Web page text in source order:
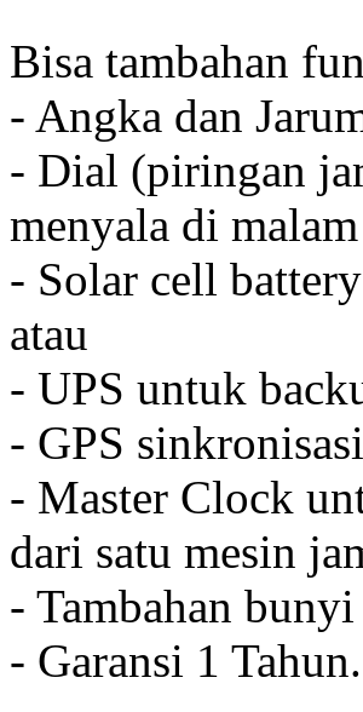
Bisa tambahan
- Angka dan
- Dial (piringan
menyala di
- Solar cell
atau
- UPS untuk
- GPS
- Master Clock
dari satu mesin
- Tambahan
- Garansi 1 Tahun.